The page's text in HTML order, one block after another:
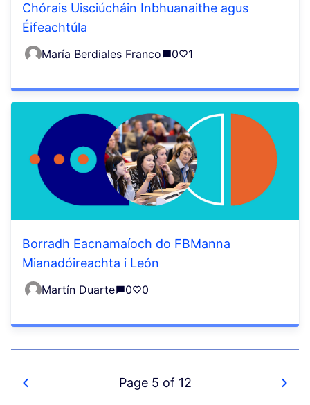
Chórais Uisciúcháin Inbhuanaithe agus
Éifeachtúla
María Berdiales Franco 0 1
Borradh Eacnamaíoch do FBManna
Mianadóireachta i León
Martín Duarte 0 0
Page 5 of 12